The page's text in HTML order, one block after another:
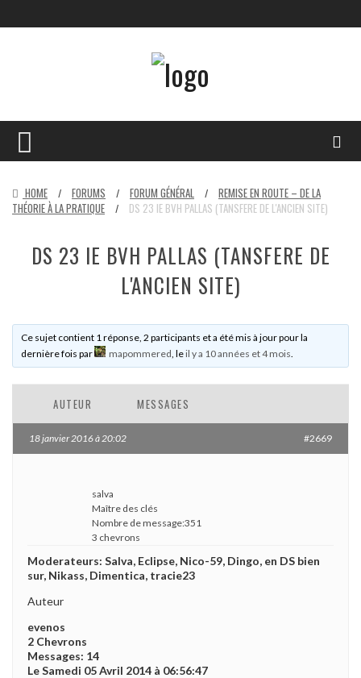
HOME / FORUMS / FORUM GÉNÉRAL /
REMISE EN ROUTE – DE LA
THÉORIE À LA PRATIQUE
/ DS 23 IE BVH PALLAS (TANSFERE DE L'ANCIEN SITE)
DS 23 IE BVH PALLAS (TANSFERE DE
L'ANCIEN SITE)
Ce sujet contient 1 réponse, 2 participants et a été mis à jour pour la
dernière fois par
mapommered, leil y a 10 années et 4 mois.
AUTEUR MESSAGES
18 janvier 2016 à 20:02 #2669
salva
Maître des clés
Nombre de message:351
3 chevrons
Moderateurs: Salva, Eclipse, Nico-59, Dingo, en DS bien
sur, Nikass, Dimentica, tracie23
Auteur
evenos
2 Chevrons
Messages: 14
Le Samedi 05 Avril 2014 à 06:56:47